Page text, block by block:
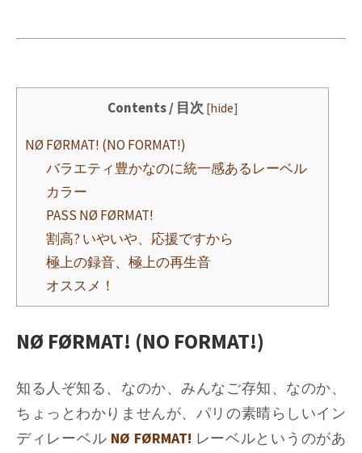
Contents / 目次 [hide]
NØ FØRMAT! (NO FORMAT!)
バラエティ豊かなのに統一感あるレーベル
カラー
PASS NØ FØRMAT!
割高? いやいや、応援ですから
極上の録音、極上の再生音
オススメ！
NØ FØRMAT! (NO FORMAT!)
知る人ぞ知る、なのか、みんなご存知、なのか、
ちょっとわかりませんが、パリの素晴らしいイン
ディレーベル NØ FØRMAT! レーベルというのがあ